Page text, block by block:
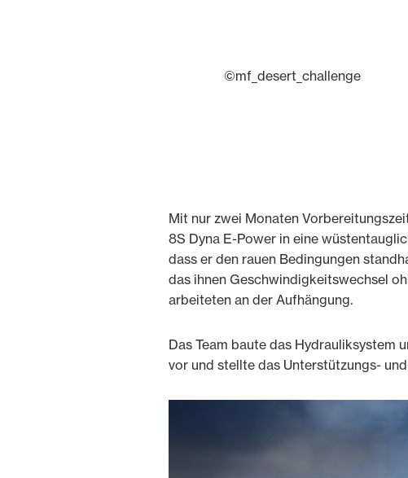
©mf_desert_challenge
Mit nur zwei Monaten
8S Dyna E-Power in eine
dass er den rauen Bedingungen
das ihnen Geschwindigkeitswechsel
arbeiteten an der Aufhängung.
Das Team baute das Hydrauliksystem
vor und stellte das Unterstützungs-